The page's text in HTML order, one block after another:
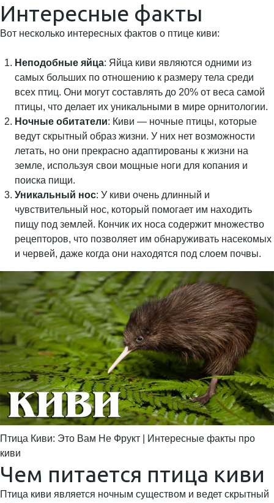
Интересные факты
Вот несколько интересных фактов о птице киви:
Неподобные яйца: Яйца киви являются одними из
самых больших по отношению к размеру тела среди
всех птиц. Они могут составлять до 20% от веса самой
птицы, что делает их уникальными в мире орнитологии.
Ночные обитатели: Киви — ночные птицы, которые
ведут скрытный образ жизни. У них нет возможности
летать, но они прекрасно адаптированы к жизни на
земле, используя свои мощные ноги для копания и
поиска пищи.
Уникальный нос: У киви очень длинный и
чувствительный нос, который помогает им находить
пищу под землей. Кончик их носа содержит множество
рецепторов, что позволяет им обнаруживать насекомых
и червей, даже когда они находятся под слоем почвы.
Птица Киви: Это Вам Не Фрукт | Интересные факты про
киви
Чем питается птица киви
Птица киви является ночным существом и ведет скрытный